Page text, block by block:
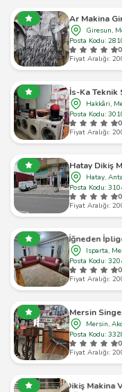
Ar Makina
Giresun,
Posta Kodu:
Fiyat Aralığı:
İs-Ka Teknik
Hakkâri,
Posta Kodu:
Fiyat Aralığı:
Hatay Dikiş
Hatay,
Posta Kodu:
Fiyat Aralığı:
İğneden
Isparta,
Posta Kodu:
Fiyat Aralığı:
Mersin
Mersin,
Posta Kodu:
Fiyat Aralığı:
Dikiş Makina Ve Yedek